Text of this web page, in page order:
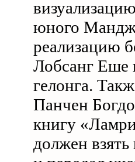
юного
реализацию
Лобсанг Еше
гелонга.
Панчен
книгу
должен